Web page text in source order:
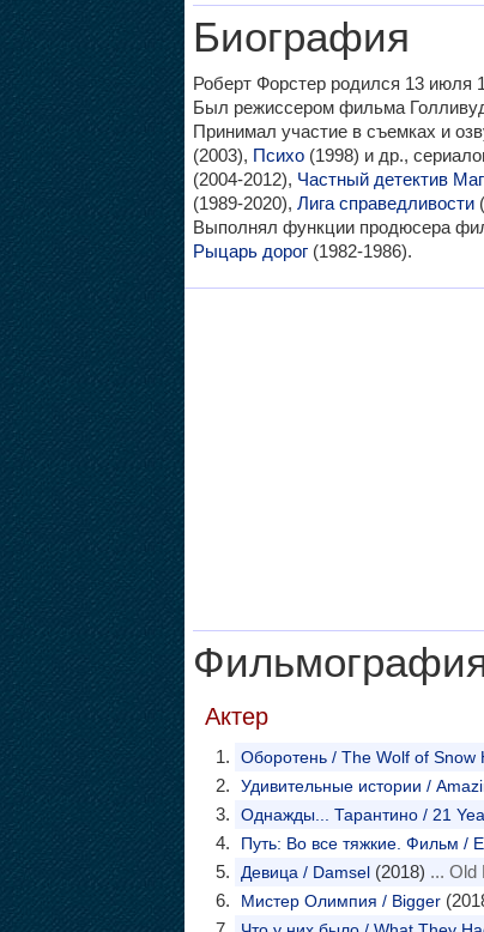
Биография
Роберт Форстер родился 13 июля
Был режиссером фильма
Принимал участие в съемках и
(2003), Психо(1998) и др.,
(2004-2012), Частный детектив
(1989-2020), Лига справедливости
Выполнял функции продюсера
Рыцарь дорог(1982-1986).
Актер
Оборотень / The Wolf of Snow
Удивительные истории /
Однажды... Тарантино / 21
Путь: Во все тяжкие. Фильм /
Девица / Damsel(2018) ... Old
Мистер Олимпия / Bigger